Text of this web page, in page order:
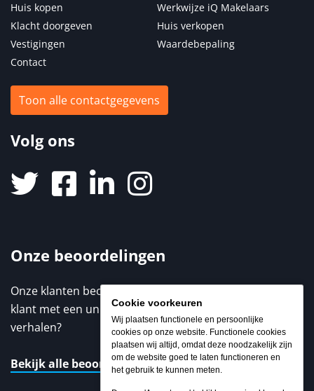
Cookie voorkeuren
Wij plaatsen functionele en persoonlijke
cookies op onze website. Functionele cookies
plaatsen wij altijd, omdat deze noodzakelijk zijn
om de website goed te laten functioneren en
het gebruik te kunnen meten.
Huis kopen
Werkwijze iQ Makelaars
Klacht doorgeven
Huis verkopen
Vestigingen
Waardebepaling
Contact
Toon alle contactgegevens
Volg ons
Onze beoordelingen
Onze klanten beoordelen ons met een 9,3 / 10. Elke
klant met een unieke ervaring. Benieuwd naar de
verhalen?
Bekijk alle beoordelingen